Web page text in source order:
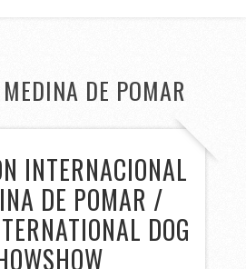
MEDINA DE POMAR
INTERNACIONAL
DE POMAR /
DOG